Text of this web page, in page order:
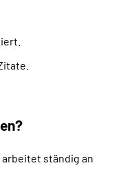
ständig an